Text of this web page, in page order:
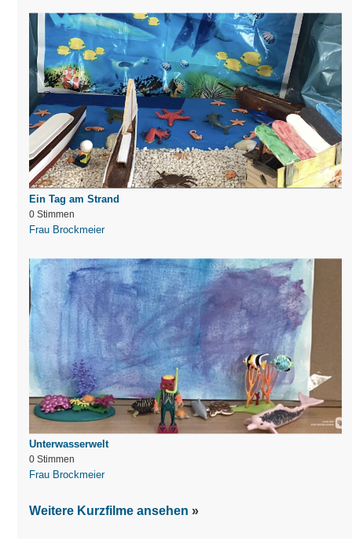
Ein Tag am Strand
0 Stimmen
Frau Brockmeier
Unterwasserwelt
0 Stimmen
Frau Brockmeier
Weitere Kurzfilme ansehen